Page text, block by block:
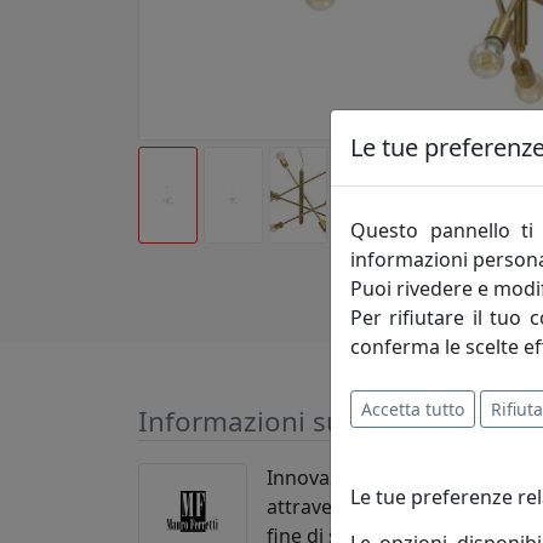
Informazioni sul brand
Innovazione-creatività-
attraverso le evoluzioni del
fine di soddisfare
Le tue
Questo pannello
informazioni
Puoi rivedere e
Per rifiutare il tuo
conferma le scelte
Accetta tutto
Le tue preferenze